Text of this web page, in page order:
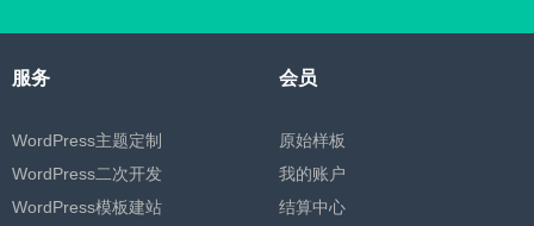
服务
WordPress主题定制
WordPress二次开发
WordPress模板建站
会员
原始样板
我的账户
结算中心